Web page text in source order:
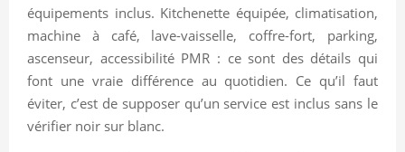
équipements inclus. Kitchenette équipée, climatisation,
machine à café, lave-vaisselle, coffre-fort, parking,
ascenseur, accessibilité PMR : ce sont des détails qui
font une vraie différence au quotidien. Ce qu’il faut
éviter, c’est de supposer qu’un service est inclus sans le
vérifier noir sur blanc.